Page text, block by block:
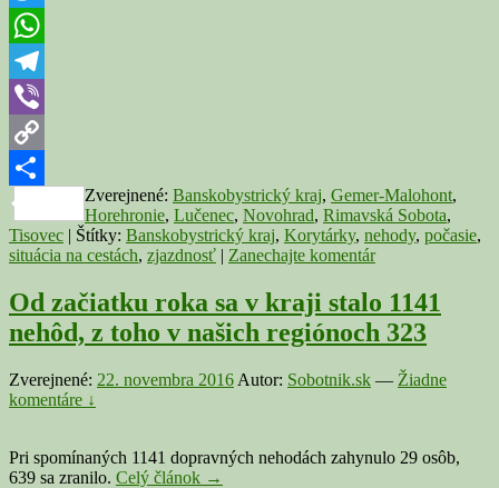
skončilo
auto
na
boku
Twitter
WhatsApp
Telegram
Viber
Copy
Link
Share
Zverejnené: Banskobystrický kraj, Gemer-Malohont,
Horehronie, Lučenec, Novohrad, Rimavská Sobota,
Tisovec | Štítky: Banskobystrický kraj, Korytárky, nehody, počasie,
situácia na cestách, zjazdnosť | Zanechajte komentár
Od začiatku roka sa v kraji stalo 1141
nehôd, z toho v našich regiónoch 323
Zverejnené: 22. novembra 2016 Autor: Sobotnik.sk — Žiadne
komentáre ↓
Pri spomínaných 1141 dopravných nehodách zahynulo 29 osôb,
639 sa zranilo. Celý článok Od
→